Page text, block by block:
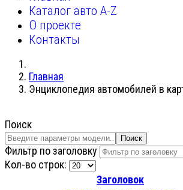
Каталог авто A-Z
О проекте
Контакты
Главная
Энциклопедия автомобилей в
Поиск
Поиск
Фильтр по заголовку
Кол-во строк:
Заголовок